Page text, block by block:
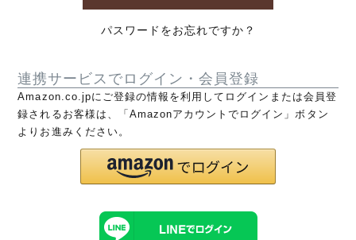
パスワードをお忘れですか？
連携サービスでログイン・会員登録
Amazon.co.jpにご登録の情報を利用してログインまたは会員登
録されるお客様は、「Amazonアカウントでログイン」ボタン
よりお進みください。